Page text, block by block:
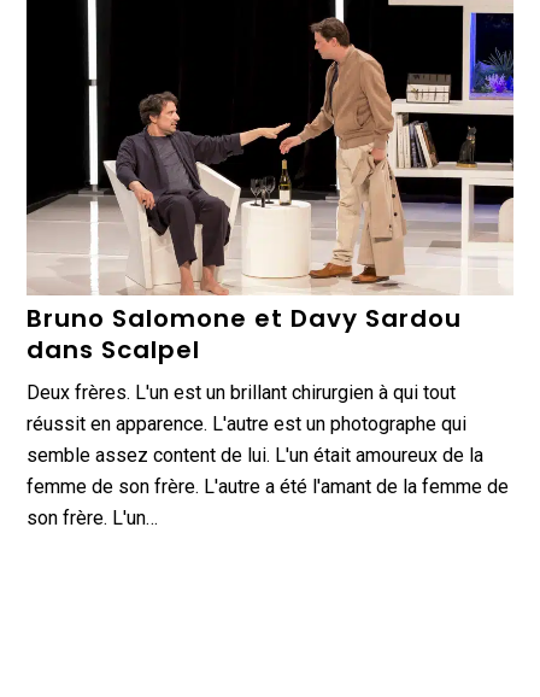
Bruno Salomone et Davy Sardou
dans Scalpel
Deux frères. L'un est un brillant chirurgien à qui tout
réussit en apparence. L'autre est un photographe qui
semble assez content de lui. L'un était amoureux de la
femme de son frère. L'autre a été l'amant de la femme de
son frère. L'un…